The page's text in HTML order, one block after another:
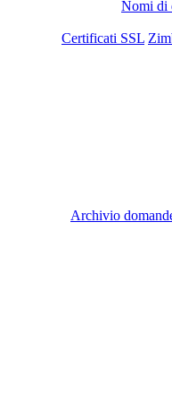
Nomi di
Certificati SSL
Archivio